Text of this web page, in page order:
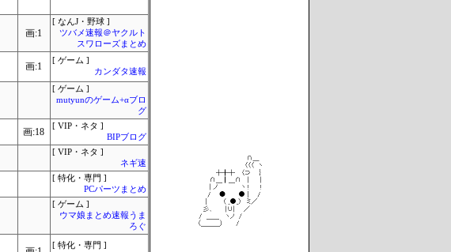
画:1
[ なんJ・野球 ]
ツバメ速報＠ヤクルト
スワローズまとめ
画:1
[ ゲーム ]
カンダタ速報
[ ゲーム ]
mutyunのゲーム+αブロ
グ
画:18
[ VIP・ネタ ]
BIPブログ
[ VIP・ネタ ]
ネギ速
[ 特化・専門 ]
PCパーツまとめ
[ ゲーム ]
ウマ娘まとめ速報うま
ろぐ
[ 特化・専門 ]